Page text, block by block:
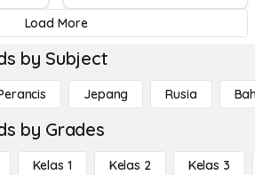
Load More
by Subject
Jepang Rusia
by Grades
Kelas 1 Kelas 2 Kelas 3